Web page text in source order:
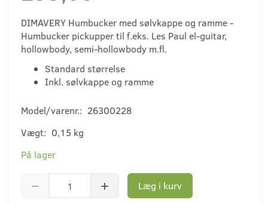
DIMAVERY Humbucker med sølvkappe og ramme -
Humbucker pickupper til f.eks. Les Paul el-guitar,
hollowbody, semi-hollowbody m.fl.
Standard størrelse
Inkl. sølvkappe og ramme
Model/varenr.: 26300228
Vægt: 0,15 kg
På lager
Læg i kurv